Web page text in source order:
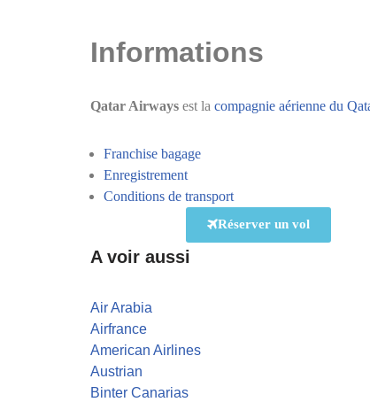
Informations
Qatar Airways est la compagnie aérienne du
Franchise bagage
Enregistrement
Conditions de transport
Réserver un vol
A voir aussi
Air Arabia
Airfrance
American Airlines
Austrian
Binter Canarias